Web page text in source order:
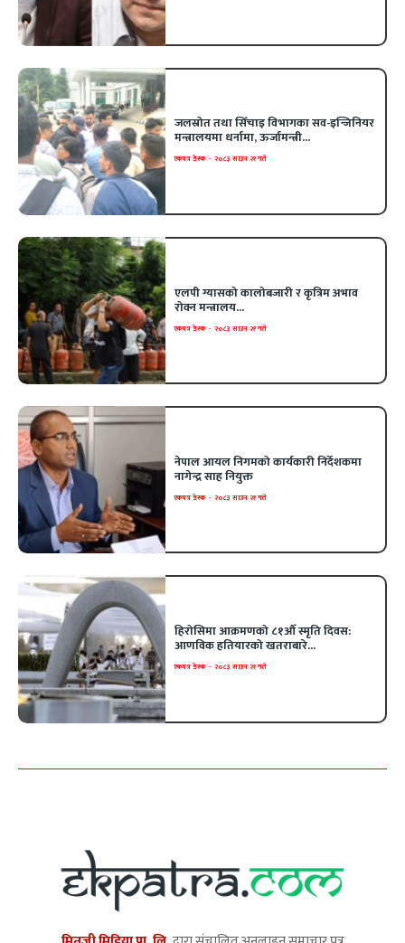
जलस्रोत तथा सिँचाइ विभागका सव-इन्जिनियर
मन्त्रालयमा धर्नामा, ऊर्जामन्त्री...
एकपत्र डेस्क - २०८३ साउन २१ गते
एलपी ग्यासको कालोबजारी र कृत्रिम अभाव
रोक्न मन्त्रालय...
एकपत्र डेस्क - २०८३ साउन २१ गते
नेपाल आयल निगमको कार्यकारी निर्देशकमा
नागेन्द्र साह नियुक्त
एकपत्र डेस्क - २०८३ साउन २१ गते
हिरोसिमा आक्रमणको ८१औँ स्मृति दिवस:
आणविक हतियारको खतराबारे...
एकपत्र डेस्क - २०८३ साउन २१ गते